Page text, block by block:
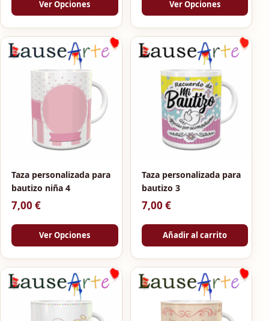
Ver Opciones Ver Opciones
Taza personalizada para
bautizo niña 4
7,00 €
Ver Opciones
Taza personalizada para
bautizo 3
7,00 €
Añadir al carrito